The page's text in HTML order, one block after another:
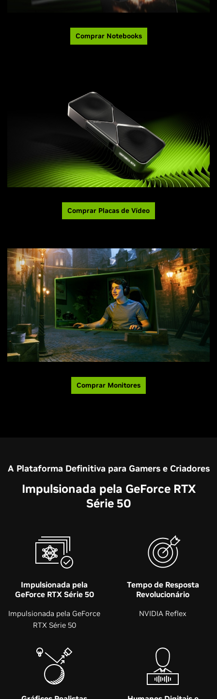
Comprar Notebooks
Comprar Placas de Vídeo
Comprar Monitores
A Plataforma Definitiva para Gamers e Criadores
Impulsionada pela GeForce RTX
Série 50
Impulsionada pela
GeForce RTX Série 50
Impulsionada pela GeForce
RTX Série 50
Tempo de Resposta
Revolucionário
NVIDIA Reflex